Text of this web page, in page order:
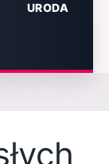
URODA